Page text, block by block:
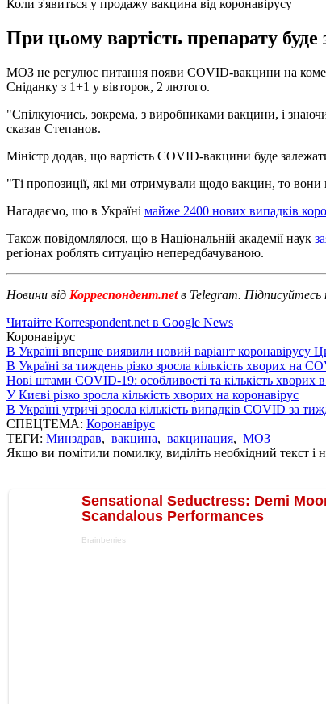
Коли з'явиться у продажу вакцина від коронавірусу
При цьому вартість препарату
МОЗ не регулює питання появи COVID-вакцини на
Сніданку з 1+1 у вівторок, 2 лютого.
"Спілкуючись, зокрема, з виробниками вакцини, і
сказав Степанов.
Міністр додав, що вартість COVID-вакцини буде
"Ті пропозиції, які ми отримували щодо вакцин, то вони
Нагадаємо, що в Україні майже 2400 нових випадків
Також повідомлялося, що в Національній академії наук
регіонах роблять ситуацію непередбачуваною.
Новини від Корреспондент.netв Telegram.
Читайте Korrespondent.net в Google News
Коронавірус
В Україні вперше виявили новий варіант коронавірусу
В Україні за тиждень різко зросла кількість хворих на
Нові штами COVID-19: особливості та кількість хворих в
У Києві різко зросла кількість хворих на коронавірус
В Україні утричі зросла кількість випадків COVID за
СПЕЦТЕМА: Коронавірус
ТЕГИ: Минздрав, вакцина, вакцинация, МОЗ
Якщо ви помітили помилку, виділіть необхідний текст